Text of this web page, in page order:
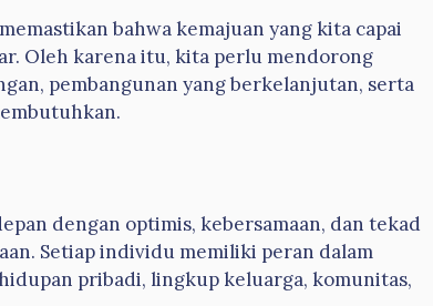
bahwa kemajuan yang kita capai
Oleh karena itu, kita perlu mendorong
pembangunan yang berkelanjutan, serta
dengan optimis, kebersamaan, dan tekad
Setiap individu memiliki peran dalam
pribadi, lingkup keluarga, komunitas,